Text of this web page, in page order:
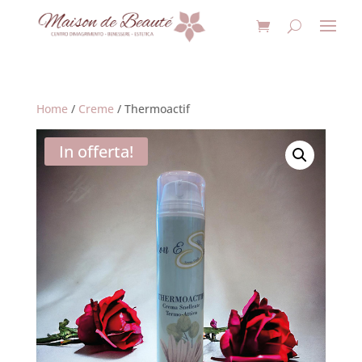
Home/ Creme/ Thermoactif
In offerta!